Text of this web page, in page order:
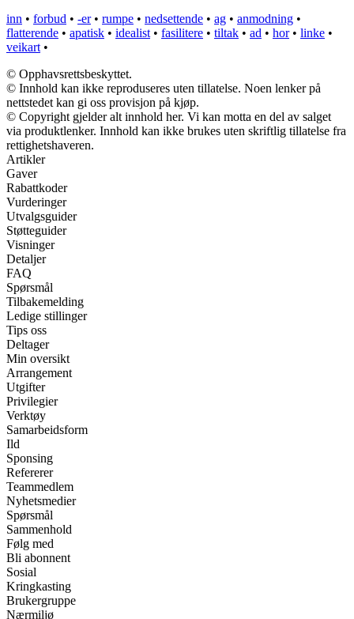
inn • forbud • -er• rumpe • nedsettende • ag • anmodning •
flatterende • apatisk • idealist • fasilitere • tiltak • ad • hor• linke •
veikart •
© Opphavsrettsbeskyttet.
© Innhold kan ikke reproduseres uten tillatelse. Noen lenker på
nettstedet kan gi oss provisjon på kjøp.
© Copyright gjelder alt innhold her. Vi kan motta en del av salget
via produktlenker. Innhold kan ikke brukes uten skriftlig tillatelse fra
rettighetshaveren.
Artikler
Gaver
Rabattkoder
Vurderinger
Utvalgsguider
Støtteguider
Visninger
Detaljer
FAQ
Spørsmål
Tilbakemelding
Ledige stillinger
Tips oss
Deltager
Min oversikt
Arrangement
Utgifter
Privilegier
Verktøy
Samarbeidsform
Ild
Sponsing
Refererer
Teammedlem
Nyhetsmedier
Spørsmål
Sammenhold
Følg med
Bli abonnent
Sosial
Kringkasting
Brukergruppe
Nærmiljø